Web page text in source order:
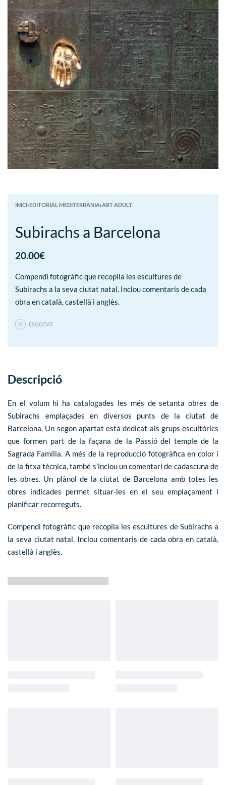
INICI›EDITORIAL MEDITERRÀNIA›ART ADULT
Subirachs a Barcelona
20.00€
Compendi fotogràfic que recopila les escultures de
Subirachs a la seva ciutat natal. Inclou comentaris de cada
obra en català, castellà i anglès.
ESGOTAT
Descripció
En el volum hi ha catalogades les més de setanta obres de
Subirachs emplaçades en diversos punts de la ciutat de
Barcelona. Un segon apartat està dedicat als grups escultòrics
que formen part de la façana de la Passió del temple de la
Sagrada Família. A més de la reproducció fotogràfica en color i
de la fitxa tècnica, també s’inclou un comentari de cadascuna de
les obres. Un plànol de la ciutat de Barcelona amb totes les
obres indicades permet situar-les en el seu emplaçament i
planificar recorreguts.
Compendi fotogràfic que recopila les escultures de Subirachs a
la seva ciutat natal. Inclou comentaris de cada obra en català,
castellà i anglès.